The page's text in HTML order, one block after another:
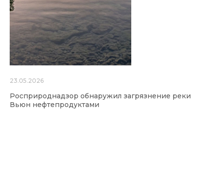
23.05.2026
Росприроднадзор обнаружил загрязнение реки
Вьюн нефтепродуктами